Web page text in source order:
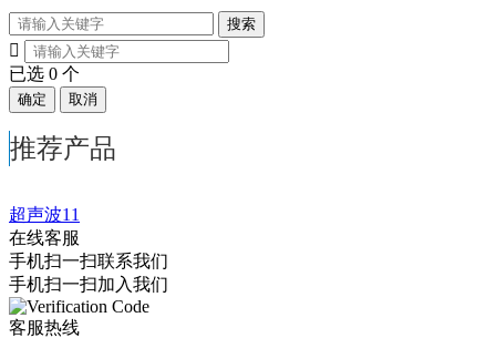
搜索

已选 0 个
确定 取消
推荐产品
超声波11
在线客服
手机扫一扫联系我们
手机扫一扫加入我们
客服热线